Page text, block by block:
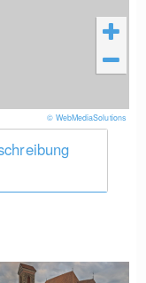
© WebMediaSolutions